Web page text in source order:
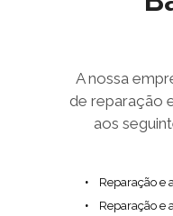
A nossa
de reparação
aos
Reparação e
Reparação e